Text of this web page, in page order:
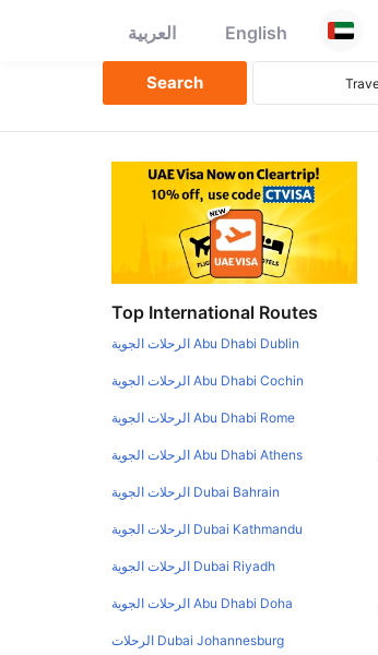
English العربية
Top International Routes
Abu Dhabi Dublin الرحلات الجوية
Abu Dhabi Cochin الرحلات الجوية
Abu Dhabi Rome الرحلات الجوية
Abu Dhabi Athens الرحلات الجوية
Dubai Bahrain الرحلات الجوية
Dubai Kathmandu الرحلات الجوية
Dubai Riyadh الرحلات الجوية
Abu Dhabi Doha الرحلات الجوية
Dubai Johannesburg الرحلات